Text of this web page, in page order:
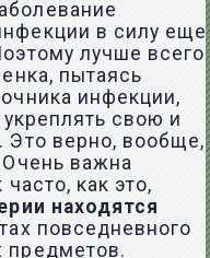
в силу еще
лучше всего
пытаясь
инфекции,
свою и
Это верно, вообще,
важна
как это,
находятся
повседневного
предметов.